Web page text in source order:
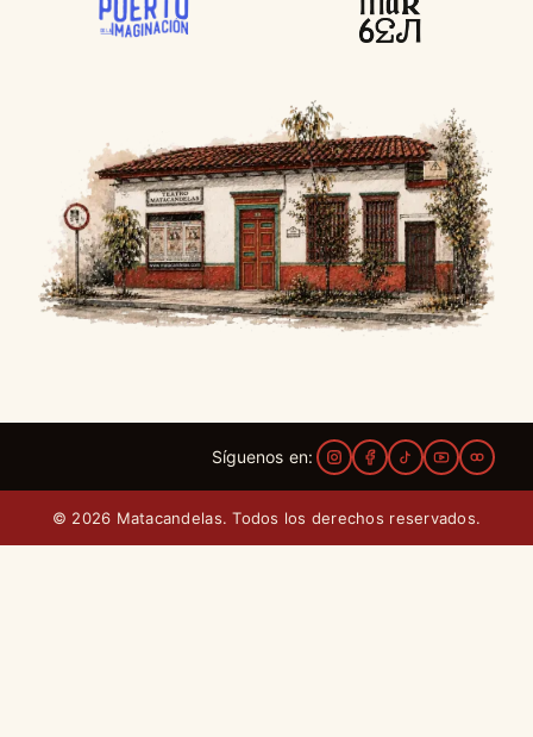
Síguenos en:
© 2026 Matacandelas. Todos los derechos reservados.